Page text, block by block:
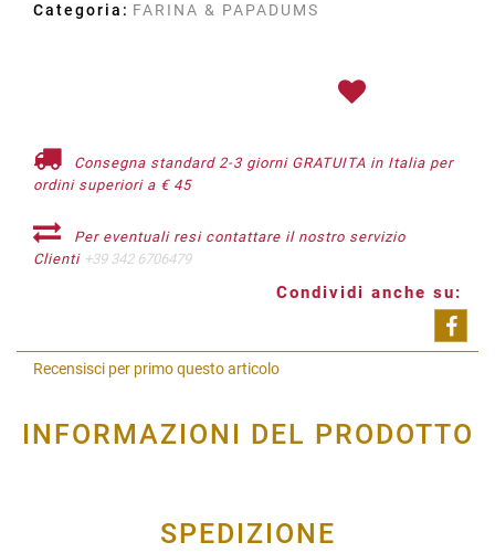
Categoria: FARINA & PAPADUMS
Consegna standard 2-3 giorni GRATUITA in Italia per
ordini superiori a € 45
Per eventuali resi contattare il nostro servizio
Clienti +39 342 6706479
Condividi anche su:
Recensisci per primo questo articolo
INFORMAZIONI DEL PRODOTTO
SPEDIZIONE